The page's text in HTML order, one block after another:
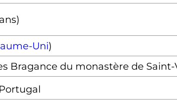
Uni)
Bragance du monastère de